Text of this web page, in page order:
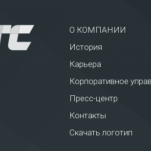
О КОМПАНИИ
История
Карьера
Корпоративное
Пресс-центр
Контакты
Скачать логотип